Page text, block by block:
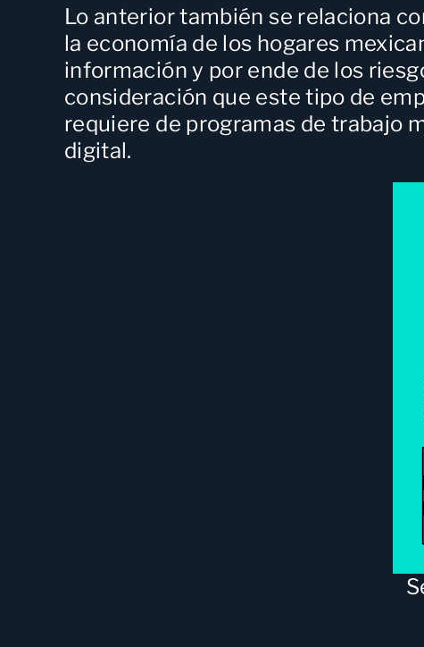
Lo anterior también se relaciona
la economía de los hogares
información y por ende de los
consideración que este tipo de
requiere de programas de trabajo
digital.